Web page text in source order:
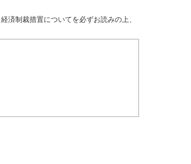
済制裁措置についてを必ずお読みの上、